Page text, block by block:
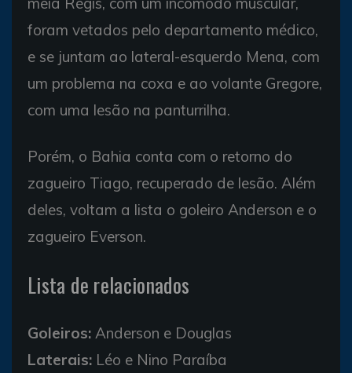
foram vetados pelo departamento médico,
e se juntam ao lateral-esquerdo Mena, com
um problema na coxa e ao volante Gregore,
com uma lesão na panturrilha.
Porém, o Bahia conta com o retorno do
zagueiro Tiago, recuperado de lesão. Além
deles, voltam a lista o goleiro Anderson e o
zagueiro Everson.
Lista de relacionados
Goleiros: Anderson e Douglas
Laterais: Léo e Nino Paraíba